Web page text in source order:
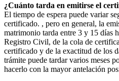
¿Cuánto tarda en emitirse el
El tiempo de espera puede variar
certificado. , pero en general, la
matrimonio tarda entre 3 y 15 días
Registro Civil, de la cola de
certificado y de la exactitud de los
trámite puede tardar varios meses
hacerlo con la mayor antelación